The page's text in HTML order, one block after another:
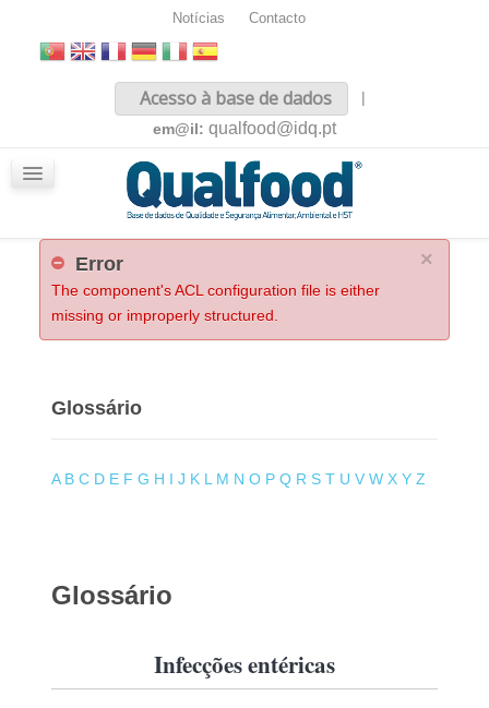
Notícias Contacto
Acesso à base de dados
|
em@il: qualfood@idq.pt
×
Error
The component's ACL configuration file is either
missing or improperly structured.
Glossário
A B C D E F G H I J K L M N O P Q R S T U V W X Y Z
Glossário
Infecções entéricas